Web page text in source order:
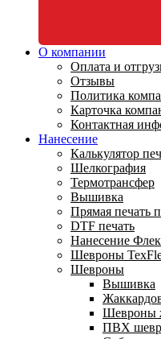
О компании
Оплата и
Отзывы
Политика
Карточка
Контактная
Нанесение
Калькулятор
Шелкография
Термотрансфер
Вышивка
Прямая печать
DTF печать
Нанесение
Шевроны
Шевроны
Вышивка
Шевроны
ПВХ